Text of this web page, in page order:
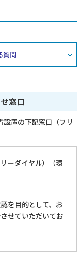
質問
窓口
置の下記窓口（フリ
リーダイヤル）（環
を目的として、お
せていただいてお